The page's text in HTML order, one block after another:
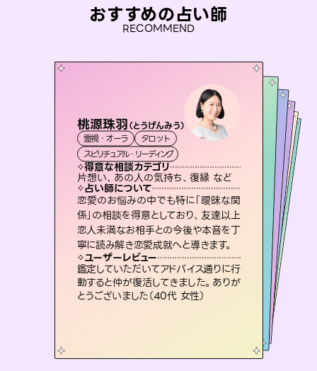
おすすめの占い師
RECOMMEND
桃源珠羽（とうげんみう）
霊視・オーラ
タロット
スピリチュアル・リーディング
得意な相談カテゴリ
片想い、あの人の気持ち、復縁 など
占い師について
恋愛のお悩みの中でも特に「曖昧な関
係」の相談を得意としており、友達以上
恋人未満なお相手との今後や本音を丁
寧に読み解き恋愛成就へと導きます。
ユーザーレビュー
鑑定していただいてアドバイス通りに行
動すると仲が復活してきました。ありが
とうございました（40代 女性）
セラピスト理恵
霊視・オーラ タロット
スピリチュアル・リーディング
得意な相談カテゴリ
片想い、二人の未来、年の差 など
占い師について
連絡再開、復縁、成就などの報告実績
多数。セラピストとして2万超の施術経
験があるからこそできる鑑定で、より良
い未来をサポートします。
ユーザーレビュー
とても心温まる鑑定でした。しかもこち
らは何も言っていないのに視えていらっ
しゃるんだなと驚きです（30代女性）
未来視師＊花
霊視・オーラ
スピリチュアル・リーディング
得意な相談カテゴリ
出逢い、片想い、復縁 など
占い師について
未来には何パターンもの選択肢があり
ます。不安で視えにくくなっているあな
たの素敵な未来を見つけ、その未来を
選択できるようアドバイスします。
ユーザーレビュー
職場の人の性質や人間関係、本心など
本当によく視えていてびっくり。対策が
打てて前向きになれます（40代）
アイリス -iris-
西洋占星術
ルーン
得意な相談カテゴリ
恋愛総合、片想い、二人の未来 など
占い師について
復縁、恋愛、不倫の行方、同性愛や片思い、仕事関係や借金問題まで知りたいことや心の負担になっていることを紐解き、背中をそっと押して導きます。
ユーザーレビュー
安心感のあり、言い切ってくれる所や濁
さない鑑定のおかげで、毎回自分の気
持ちを整えられます（30代 男性）
おう 霊感オラクル
霊視・オーラ
オラクルカード
得意な相談カテゴリ
恋愛総合、あの人の気持ち など
占い師について
霊視×オラクルカードを使って「今」と
「未来」そして「気になるあの人の気持
ち」まで丁寧に読み解き、恋や人生のヒ
ントを優しく引き出します。
ユーザーレビュー
不安な気持ちが嘘みたいに晴れまし
た…！よく視えていらっしゃるんだなと
感じました（40代 女性）
彗望（すいぼう
霊視・オーラ
スピリチュアル・リーディング
得意な相談カテゴリ
片想い、あの人の気持ち、復縁 など
占い師について
3,700年以上の歴史を持つ東洋最古の
占術「易占」で詳細まで占い、幸せへ向
かう道筋を示します。厳しい結果にも具
体的な対策をお伝えします。
ユーザーレビュー
複雑な背景もしっかり聞いて鑑定して
いただけました。気持ちが楽になりまし
た（50代 女性）